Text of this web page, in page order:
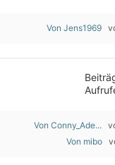
Von Jens1969
Von Conny_Ade...
Von mibo